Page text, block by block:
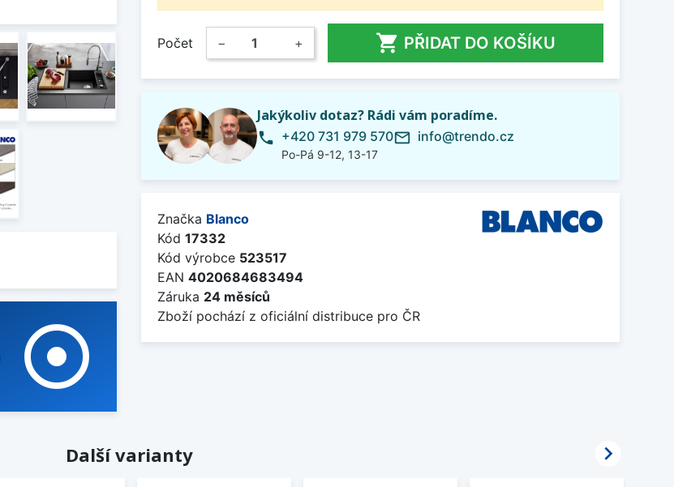
adjust
Počet − +  PŘIDAT DO KOŠÍKU
Jakýkoliv dotaz? Rádi vám poradíme.
phone +420 731 979 570
Po-Pá 9-12, 13-17
mail_outline info@trendo.cz
Značka Blanco
Kód 17332
Kód výrobce 523517
EAN 4020684683494
Záruka 24 měsíců
Zboží pochází z oficiální distribuce pro ČR
Další varianty 